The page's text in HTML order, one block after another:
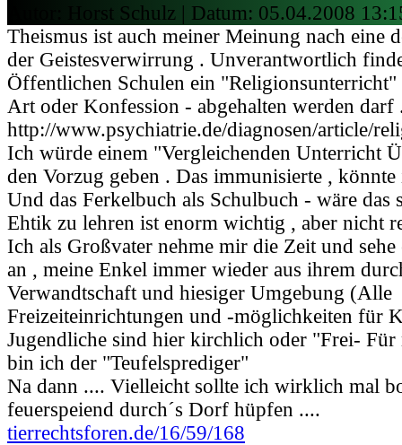
Autor: Horst Schulz | Datum: 05.04.2008
Theismus ist auch meiner Meinung nach eine
der Geistesverwirrung . Unverantwortlich
Öffentlichen Schulen ein
Art oder Konfession - abgehalten werden darf
http://www.psychiatrie.de/diagnosen/article/
Ich würde einem "Vergleichenden Unterricht
den Vorzug geben . Das immunisierte ,
Und das Ferkelbuch als Schulbuch - wäre das
Ehtik zu lehren ist enorm wichtig , aber nicht
Ich als Großvater nehme mir die Zeit und
an , meine Enkel immer wieder aus ihrem
Verwandtschaft und hiesiger Umgebung (Alle
Freizeiteinrichtungen und -möglichkeiten für
Jugendliche sind hier kirchlich oder "Frei- Für
bin ich der "Teufelsprediger"
Na dann .... Vielleicht sollte ich wirklich mal
feuerspeiend durch´s Dorf hüpfen ....
tierrechtsforen.de/16/59/168